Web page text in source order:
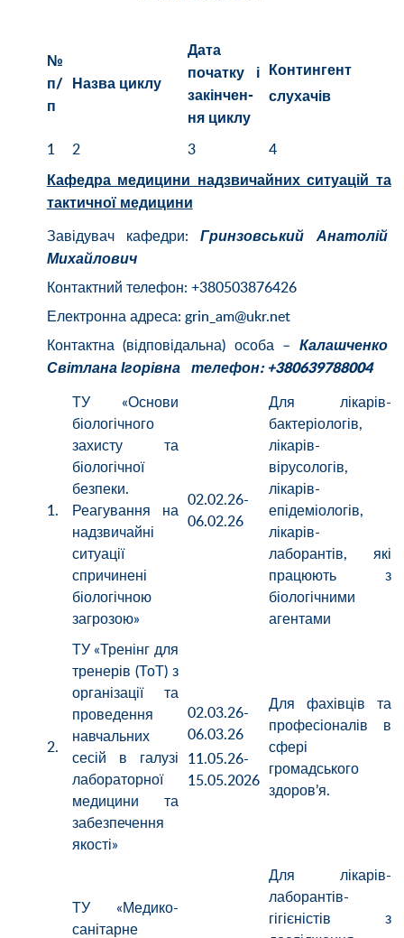
№
п/
п
Назва циклу
Дата
початку і
закінчен-
ня циклу
Контингент
слухачів
1 2 3 4
Кафедра медицини надзвичайних ситуацій та
тактичної медицини
Завідувач кафедри:Гринзовський Анатолій
Михайлович
Контактний телефон: +380503876426
Електронна адреса: grin_am@ukr.net
Контактна (відповідальна) особа –
Калашченко
Світлана Ігорівна
телефон: +380639788004
1.
ТУ «Основи
біологічного
захисту та
біологічної
безпеки.
Реагування на
надзвичайні
ситуації
спричинені
біологічною
загрозою»
02.02.26-
06.02.26
Для лікарів-
бактеріологів,
лікарів-
вірусологів,
лікарів-
епідеміологів,
лікарів-
лаборантів, які
працюють з
біологічними
агентами
2.
ТУ «Тренінг для
тренерів (ТоТ) з
організації та
проведення
навчальних
сесій в галузі
лабораторної
медицини та
забезпечення
якості»
02.03.26-
06.03.26
11.05.26-
15.05.2026
Для фахівців та
професіоналів в
сфері
громадського
здоров’я.
ТУ «Медико-
санітарне
Для лікарів-
лаборантів-
гігієністів з